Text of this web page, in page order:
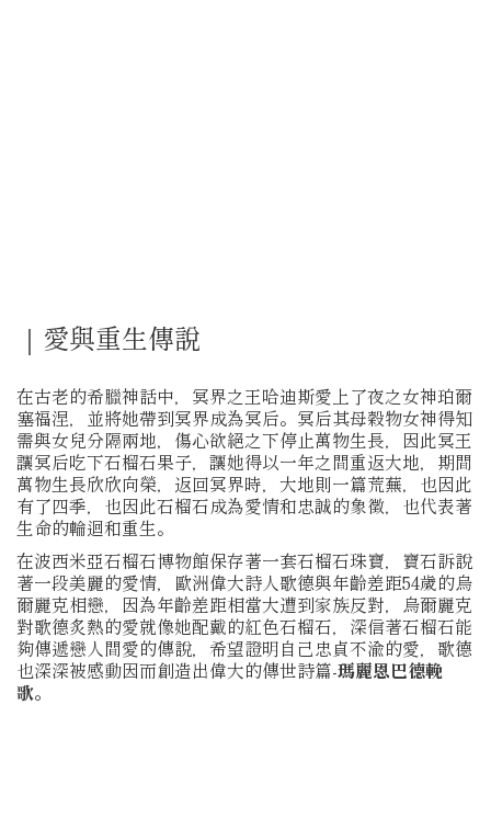
｜愛與重生傳說
在古老的希臘神話中，冥界之王哈迪斯愛上了夜之女神珀爾
塞福涅，並將她帶到冥界成為冥后。冥后其母穀物女神得知
需與女兒分隔兩地，傷心欲絕之下停止萬物生長，因此冥王
讓冥后吃下石榴石果子，讓她得以一年之間重返大地，期間
萬物生長欣欣向榮，返回冥界時，大地則一篇荒蕪，也因此
有了四季，也因此石榴石成為愛情和忠誠的象徵，也代表著
生命的輪迴和重生。
在波西米亞石榴石博物館保存著一套石榴石珠寶，寶石訴說
著一段美麗的愛情，歐洲偉大詩人歌德與年齡差距54歲的烏
爾麗克相戀，因為年齡差距相當大遭到家族反對，烏爾麗克
對歌德炙熱的愛就像她配戴的紅色石榴石，深信著石榴石能
夠傳遞戀人間愛的傳說，希望證明自己忠貞不渝的愛，歌德
也深深被感動因而創造出偉大的傳世詩篇-瑪麗恩巴德輓
歌。